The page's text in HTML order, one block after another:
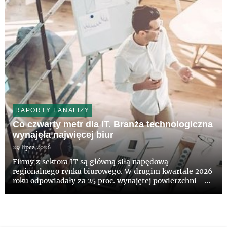
RAPORTY I ANALIZY
Co czwarty metr dla IT. Branża technologiczna
wynajęła najwięcej biur
29 lipca 2026
Firmy z sektora IT są główną siłą napędową
regionalnego rynku biurowego. W drugim kwartale 2026
roku odpowiadały za 25 proc. wynajętej powierzchni –